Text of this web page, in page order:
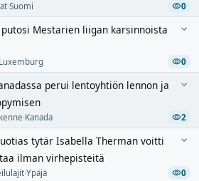
·Suomi 0
putosi Mestarien liigan karsinnoista
Luxemburg 0
perui lentoyhtiön lennon ja
·Kanada 2
tytär Isabella Therman voitti
ilman virhepisteitä
·Ypäjä 0